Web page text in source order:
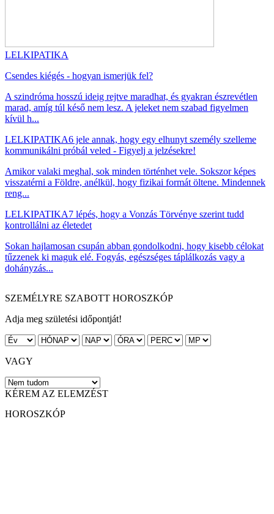
LELKIPATIKA
Csendes kiégés - hogyan ismerjük fel?
A szindróma hosszú ideig rejtve maradhat, és gyakran észrevétlen
marad, amíg túl késő nem lesz. A jeleket nem szabad figyelmen
kívül h...
LELKIPATIKA6 jele annak, hogy egy elhunyt személy szelleme
kommunikálni próbál veled - Figyelj a jelzésekre!
Amikor valaki meghal, sok minden történhet vele. Sokszor képes
visszatérni a Földre, anélkül, hogy fizikai formát öltene. Mindennek
reng...
LELKIPATIKA7 lépés, hogy a Vonzás Törvénye szerint tudd
kontrollálni az életedet
Sokan hajlamosan csupán abban gondolkodni, hogy kisebb célokat
tűzzenek ki maguk elé. Fogyás, egészséges táplálkozás vagy a
dohányzás...
SZEMÉLYRE SZABOTT HOROSZKÓP
Adja meg születési időpontját!
VAGY
KÉREM AZ ELEMZÉST
HOROSZKÓP